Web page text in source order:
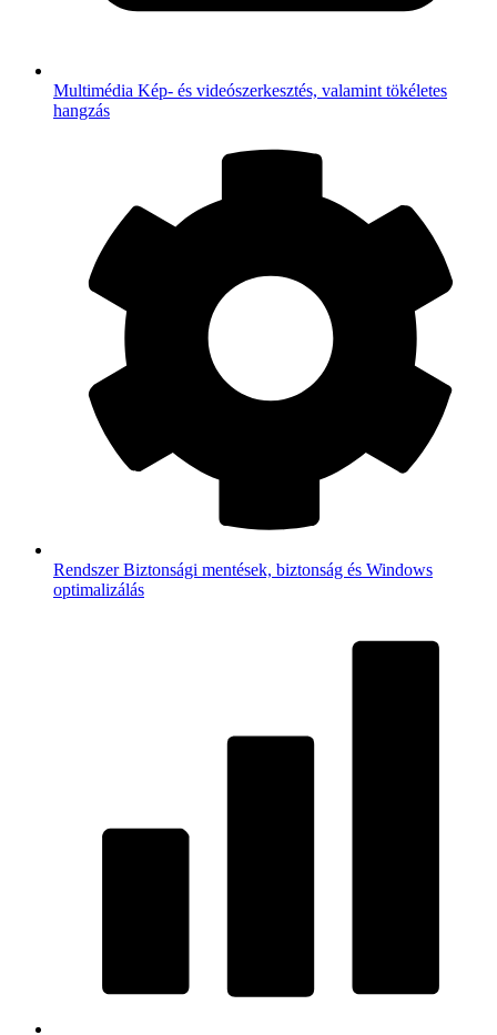
Multimédia Kép- és videószerkesztés, valamint tökéletes
hangzás
RendszerBiztonsági mentések, biztonság és Windows
optimalizálás